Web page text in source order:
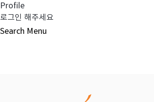
Profile
로그인 해주세요
Search Menu